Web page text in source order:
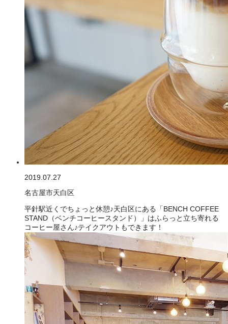
2019.07.27
名古屋市天白区
平針駅近くでちょっと休憩♪天白区にある「BENCH COFFEE
STAND（ベンチコーヒースタンド）」はふらっと立ち寄れる
コーヒー屋さん♪テイクアウトもできます！